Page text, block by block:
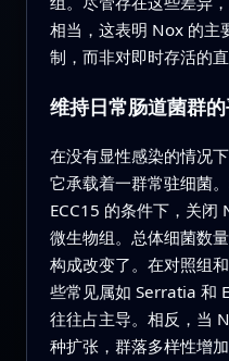
相当，这表明 Nox 的主
制，而非对即时存活的直
维持日常肠道菌群
在没有显性感染的情况
它承载着一群常驻细菌
ECC15 的条件下，关
微生物组。总体细菌数
构成改变了。在对照组
些常见属如 Serratia 和
往往占主导。相反，当
种扩张，群落多样性增